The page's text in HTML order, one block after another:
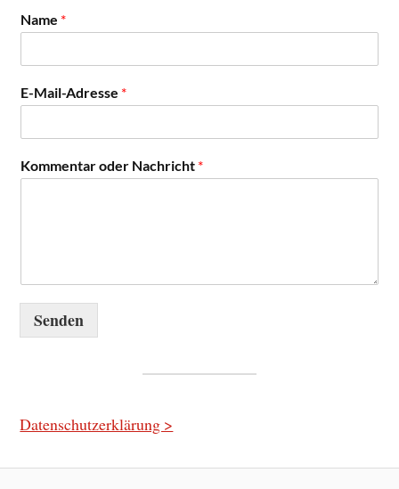
Name *
E-Mail-Adresse *
Kommentar oder Nachricht *
Senden
Datenschutzerklärung >